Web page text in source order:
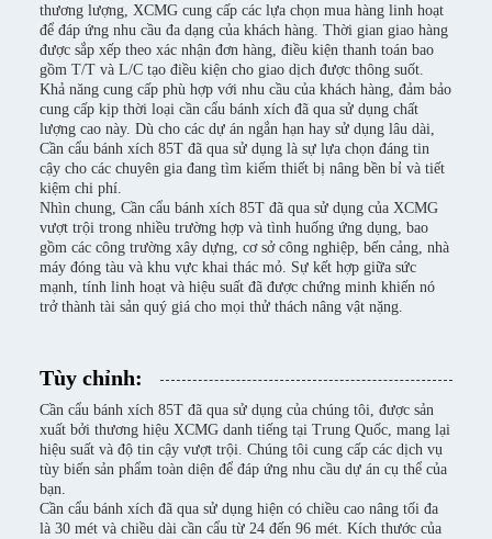
thương lượng, XCMG cung cấp các lựa chọn mua hàng linh hoạt
để đáp ứng nhu cầu đa dạng của khách hàng. Thời gian giao hàng
được sắp xếp theo xác nhận đơn hàng, điều kiện thanh toán bao
gồm T/T và L/C tạo điều kiện cho giao dịch được thông suốt.
Khả năng cung cấp phù hợp với nhu cầu của khách hàng, đảm bảo
cung cấp kịp thời loại cần cẩu bánh xích đã qua sử dụng chất
lượng cao này. Dù cho các dự án ngắn hạn hay sử dụng lâu dài,
Cần cẩu bánh xích 85T đã qua sử dụng là sự lựa chọn đáng tin
cậy cho các chuyên gia đang tìm kiếm thiết bị nâng bền bỉ và tiết
kiệm chi phí.
Nhìn chung, Cần cẩu bánh xích 85T đã qua sử dụng của XCMG
vượt trội trong nhiều trường hợp và tình huống ứng dụng, bao
gồm các công trường xây dựng, cơ sở công nghiệp, bến cảng, nhà
máy đóng tàu và khu vực khai thác mỏ. Sự kết hợp giữa sức
mạnh, tính linh hoạt và hiệu suất đã được chứng minh khiến nó
trở thành tài sản quý giá cho mọi thử thách nâng vật nặng.
Tùy chỉnh:
Cần cẩu bánh xích 85T đã qua sử dụng của chúng tôi, được sản
xuất bởi thương hiệu XCMG danh tiếng tại Trung Quốc, mang lại
hiệu suất và độ tin cậy vượt trội. Chúng tôi cung cấp các dịch vụ
tùy biến sản phẩm toàn diện để đáp ứng nhu cầu dự án cụ thể của
bạn.
Cần cẩu bánh xích đã qua sử dụng hiện có chiều cao nâng tối đa
là 30 mét và chiều dài cần cẩu từ 24 đến 96 mét. Kích thước của